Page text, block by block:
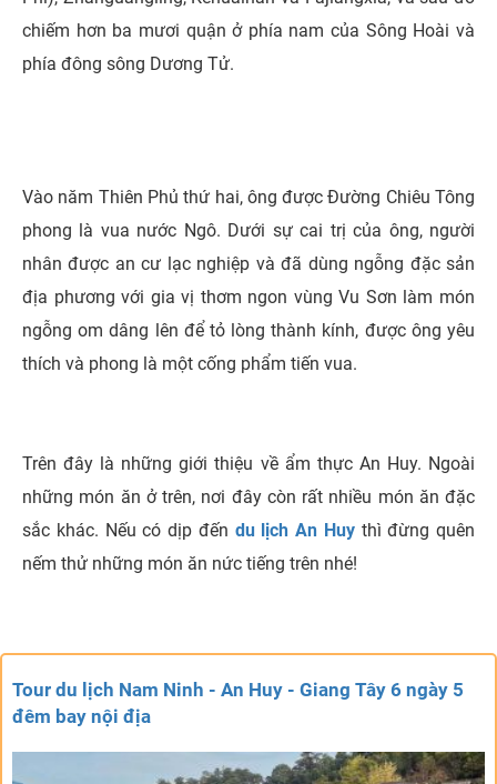
chiếm hơn ba mươi quận ở phía nam của Sông Hoài và
phía đông sông Dương Tử.
Vào năm Thiên Phủ thứ hai, ông được Đường Chiêu Tông
phong là vua nước Ngô. Dưới sự cai trị của ông, người
nhân được an cư lạc nghiệp và đã dùng ngỗng đặc sản
địa phương với gia vị thơm ngon vùng Vu Sơn làm món
ngỗng om dâng lên để tỏ lòng thành kính, được ông yêu
thích và phong là một cống phẩm tiến vua.
Trên đây là những giới thiệu về ẩm thực An Huy. Ngoài
những món ăn ở trên, nơi đây còn rất nhiều món ăn đặc
sắc khác. Nếu có dịp đến du lịch An Huythì đừng quên
nếm thử những món ăn nức tiếng trên nhé!
Tour du lịch Nam Ninh - An Huy - Giang Tây 6 ngày 5
đêm bay nội địa